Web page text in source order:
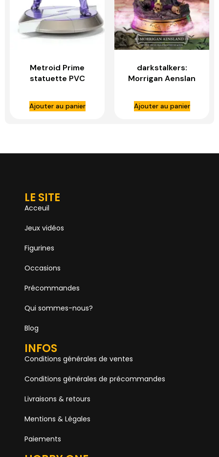
Metroid Prime
statuette PVC
Collector´s Edition
– FIRST 4 FIGURES
Ajouter au panier
darkstalkers:
Morrigan Aenslan
4 FIGURES
Ajouter au panier
LE SITE
Acceuil
Jeux vidéos
Figurines
Occasions
Précommandes
Qui sommes-nous?
Blog
INFOS
Conditions générales de ventes
Conditions générales de précommandes
Livraisons & retours
Mentions & Légales
Paiements